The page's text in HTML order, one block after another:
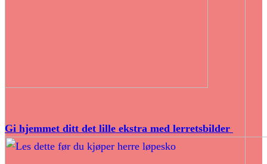
Gi hjemmet ditt det lille ekstra med lerretsbilder